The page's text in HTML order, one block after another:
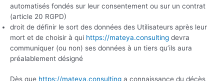
automatisés fondés sur leur consentement ou sur un contrat
(article 20 RGPD)
droit de définir le sort des données des Utilisateurs après leur
mort et de choisir à qui https://mateya.consulting devra
communiquer (ou non) ses données à un tiers qu’ils aura
préalablement désigné
Dès que https://mateya.consulting a connaissance du décès